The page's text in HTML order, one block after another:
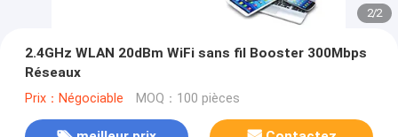
2/2
2.4GHz WLAN 20dBm WiFi sans fil Booster 300Mbps
Réseaux
Prix：Négociable MOQ：100 pièces